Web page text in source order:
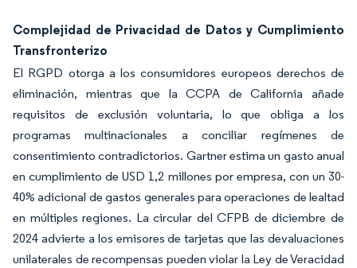
Complejidad de Privacidad de Datos y Cumplimiento
Transfronterizo
El RGPD otorga a los consumidores europeos derechos de
eliminación, mientras que la CCPA de California añade
requisitos de exclusión voluntaria, lo que obliga a los
programas multinacionales a conciliar regímenes de
consentimiento contradictorios. Gartner estima un gasto anual
en cumplimiento de USD 1,2 millones por empresa, con un 30-
40% adicional de gastos generales para operaciones de lealtad
en múltiples regiones. La circular del CFPB de diciembre de
2024 advierte a los emisores de tarjetas que las devaluaciones
unilaterales de recompensas pueden violar la Ley de Veracidad